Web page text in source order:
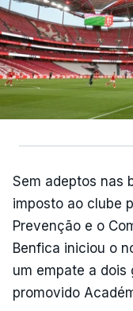
Sem adeptos nas
imposto ao clube
Prevenção e o
Benfica iniciou o
um empate a dois
promovido